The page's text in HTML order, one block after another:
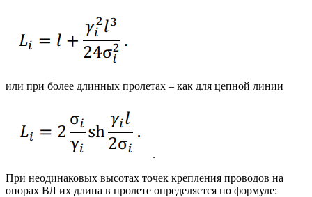
или при более длинных пролетах – как для цепной линии
.
При неодинаковых высотах точек крепления проводов на
опорах ВЛ их длина в пролете определяется по формуле: